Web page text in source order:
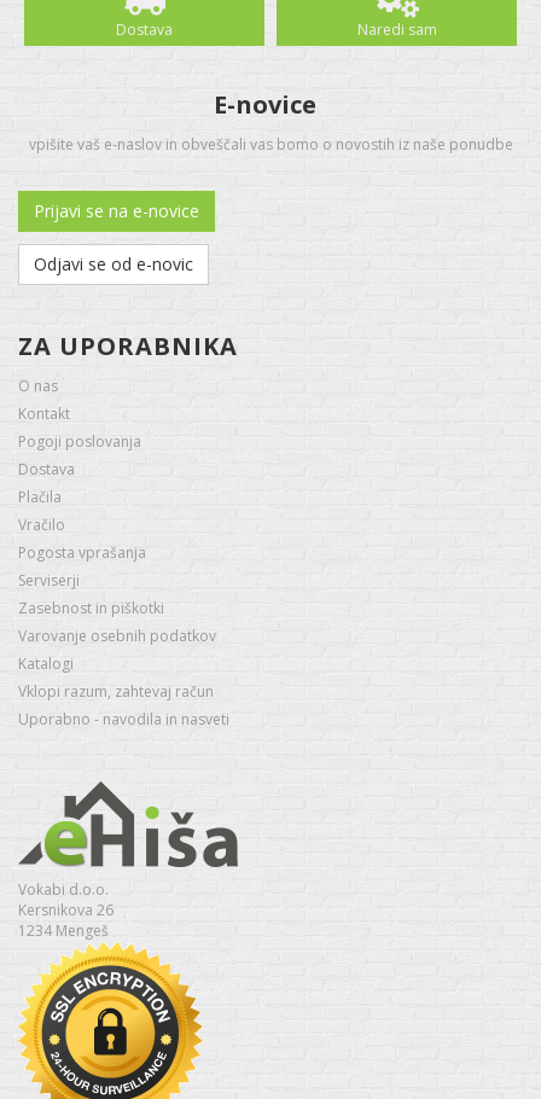
Dostava Naredi sam
E-novice
vpišite vaš e-naslov in obveščali vas bomo o novostih iz naše ponudbe
Prijavi se na e-novice
Odjavi se od e-novic
ZA UPORABNIKA
O nas
Kontakt
Pogoji poslovanja
Dostava
Plačila
Vračilo
Pogosta vprašanja
Serviserji
Zasebnost in piškotki
Varovanje osebnih podatkov
Katalogi
Vklopi razum, zahtevaj račun
Uporabno - navodila in nasveti
Vokabi d.o.o.
Kersnikova 26
1234 Mengeš